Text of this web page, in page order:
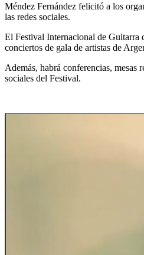
Méndez Fernández felicitó a los
las redes sociales.
El Festival Internacional de Guitarra
conciertos de gala de artistas de
Además, habrá conferencias,
sociales del Festival.